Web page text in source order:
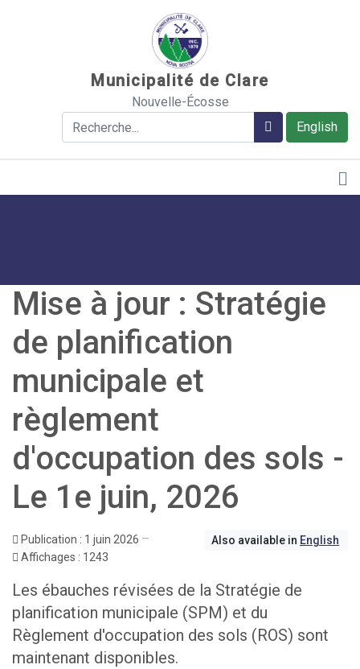
Municipalité de Clare
Nouvelle-Écosse
English
Rechercher Rechercher
Mise à jour : Stratégie
de planification
municipale et
règlement
d'occupation des sols -
Le 1e juin, 2026
Publication : 1 juin 2026 Also available in English
Affichages : 1243
Les ébauches révisées de la Stratégie de
planification municipale (SPM) et du
Règlement d'occupation des sols (ROS) sont
maintenant disponibles.